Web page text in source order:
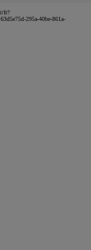
fr?
295a-40be-861a-